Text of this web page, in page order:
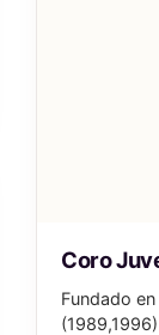
Coro
Fundado